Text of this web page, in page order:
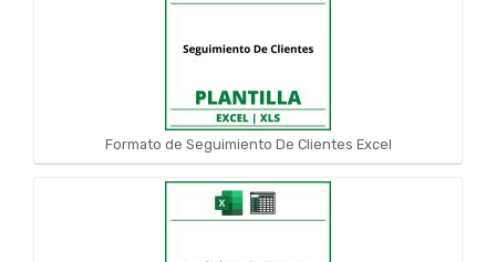
Formato de Seguimiento De Clientes Excel